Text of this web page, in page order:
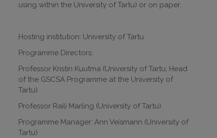
using within the University of Tartu) or on paper.
Hosting institution: University of Tartu
Programme Directors:
Professor Kristin Kuutma (University of Tartu; Head
of the GSCSA Programme at the University of
Tartu)
Professor Raili Marling (University of Tartu)
Programme Manager: Ann Veismann (University of
Tartu)